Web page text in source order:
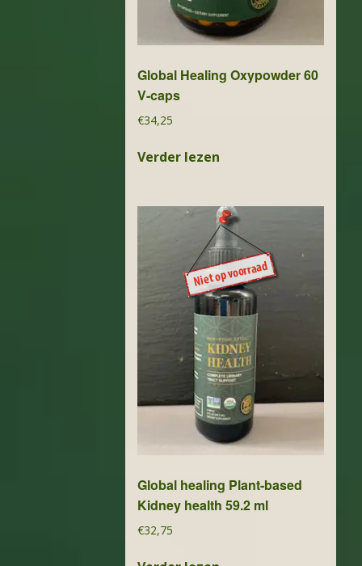
Global Healing Oxypowder 60
V-caps
€34,25
Verder lezen
Global healing Plant-based
Kidney health 59.2 ml
€32,75